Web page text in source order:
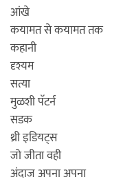
आंखे
कयामत से कयामत तक
कहानी
दृश्यम
सत्या
मुळशी पॅटर्न
सडक
थ्री इडियट्स
जो जीता वही
अंदाज अपना अपना